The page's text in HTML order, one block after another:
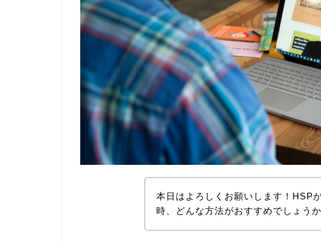
本日はよろしくお願いします！HSP
時、どんな方法がおすすめでしょうか